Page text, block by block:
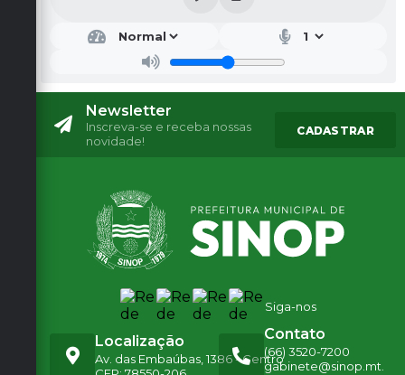
Newsletter
Inscreva-se e receba nossas
novidade!
CADASTRAR
Siga-nos
Localização
Av. das Embaúbas, 1386 - Centro
Contato
(66) 3520-7200
gabinete@sinop.mt.